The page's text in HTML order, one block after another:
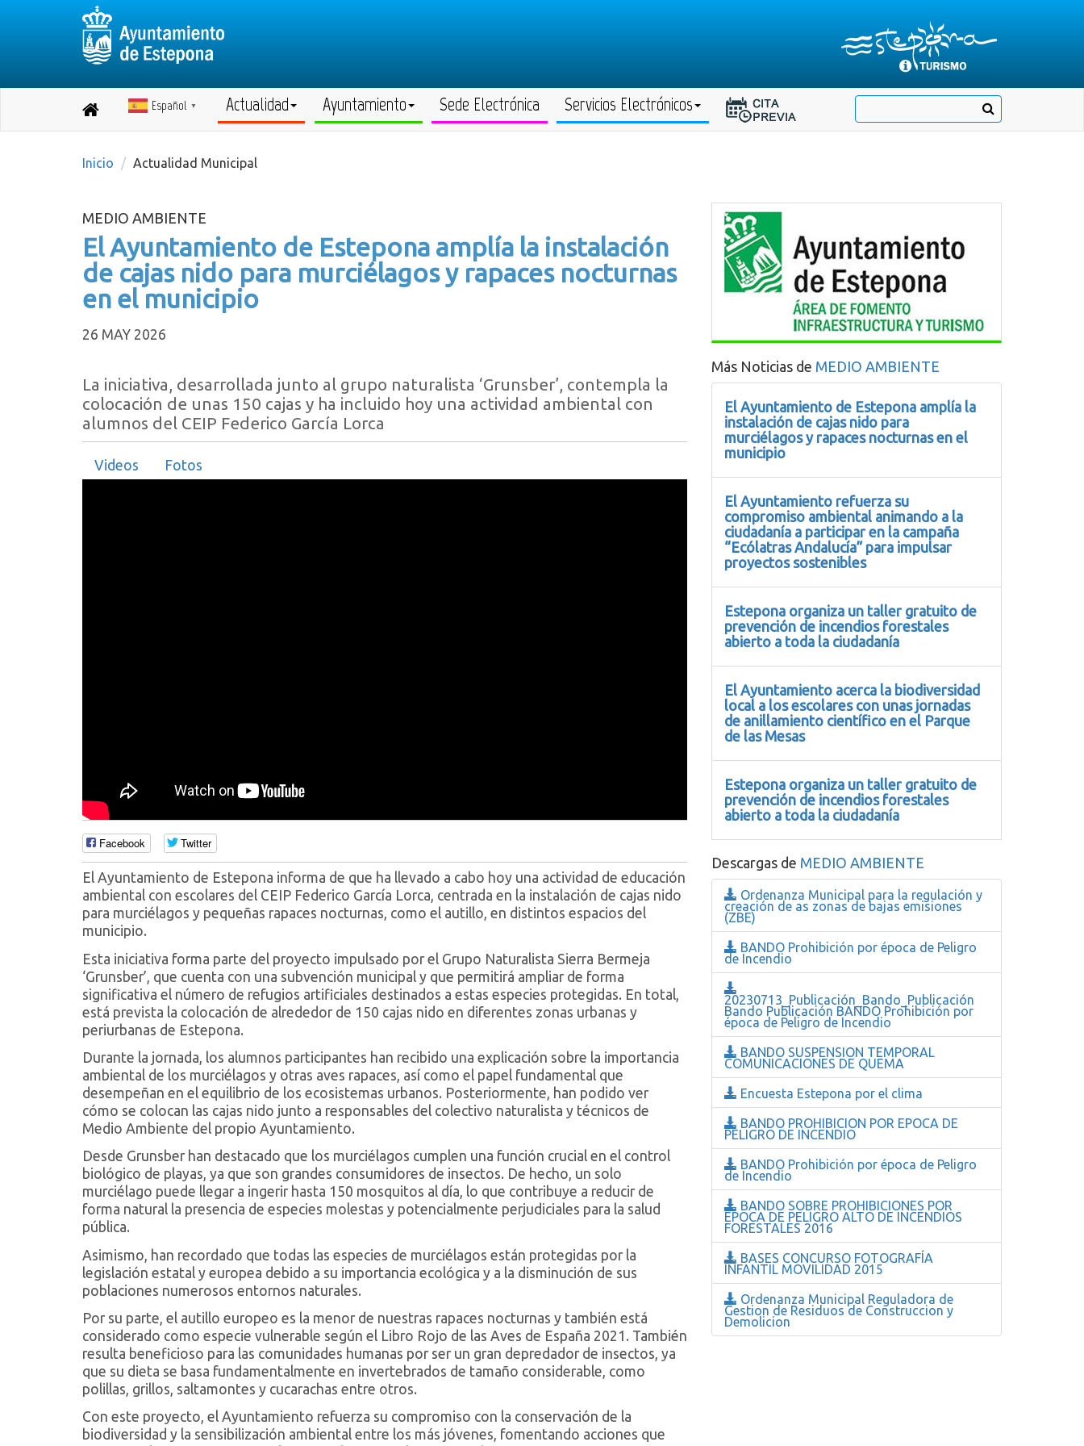
página
Destino:
inicio
Buscar
Español ▼ Actualidad Ayuntamiento Sede Electrónica Servicios Electrónicos
Ir
a
Inicio Actualidad Municipal
MEDIO AMBIENTE
El Ayuntamiento de Estepona amplía la instalación
de cajas nido para murciélagos y rapaces nocturnas
en el municipio
26 MAY 2026
La iniciativa, desarrollada junto al grupo naturalista ‘Grunsber’, contempla la
colocación de unas 150 cajas y ha incluido hoy una actividad ambiental con
alumnos del CEIP Federico García Lorca
Videos Fotos
Facebook Twitter
El Ayuntamiento de Estepona informa de que ha llevado a cabo hoy una actividad de educación
ambiental con escolares del CEIP Federico García Lorca, centrada en la instalación de cajas nido
para murciélagos y pequeñas rapaces nocturnas, como el autillo, en distintos espacios del
municipio.
Esta iniciativa forma parte del proyecto impulsado por el Grupo Naturalista Sierra Bermeja
‘Grunsber’, que cuenta con una subvención municipal y que permitirá ampliar de forma
significativa el número de refugios artificiales destinados a estas especies protegidas. En total,
está prevista la colocación de alrededor de 150 cajas nido en diferentes zonas urbanas y
periurbanas de Estepona.
Durante la jornada, los alumnos participantes han recibido una explicación sobre la importancia
ambiental de los murciélagos y otras aves rapaces, así como el papel fundamental que
desempeñan en el equilibrio de los ecosistemas urbanos. Posteriormente, han podido ver
cómo se colocan las cajas nido junto a responsables del colectivo naturalista y técnicos de
Medio Ambiente del propio Ayuntamiento.
Desde Grunsber han destacado que los murciélagos cumplen una función crucial en el control
biológico de playas, ya que son grandes consumidores de insectos. De hecho, un solo
murciélago puede llegar a ingerir hasta 150 mosquitos al día, lo que contribuye a reducir de
forma natural la presencia de especies molestas y potencialmente perjudiciales para la salud
pública.
Asimismo, han recordado que todas las especies de murciélagos están protegidas por la
legislación estatal y europea debido a su importancia ecológica y a la disminución de sus
poblaciones numerosos entornos naturales.
Por su parte, el autillo europeo es la menor de nuestras rapaces nocturnas y también está
considerado como especie vulnerable según el Libro Rojo de las Aves de España 2021. También
resulta beneficioso para las comunidades humanas por ser un gran depredador de insectos, ya
que su dieta se basa fundamentalmente en invertebrados de tamaño considerable, como
polillas, grillos, saltamontes y cucarachas entre otros.
Con este proyecto, el Ayuntamiento refuerza su compromiso con la conservación de la
biodiversidad y la sensibilización ambiental entre los más jóvenes, fomentando acciones que
Más Noticias de MEDIO AMBIENTE
El Ayuntamiento de Estepona amplía la
instalación de cajas nido para
murciélagos y rapaces nocturnas en el
municipio
El Ayuntamiento refuerza su
compromiso ambiental animando a la
ciudadanía a participar en la campaña
“Ecólatras Andalucía” para impulsar
proyectos sostenibles
Estepona organiza un taller gratuito de
prevención de incendios forestales
abierto a toda la ciudadanía
El Ayuntamiento acerca la biodiversidad
local a los escolares con unas jornadas
de anillamiento científico en el Parque
de las Mesas
Estepona organiza un taller gratuito de
prevención de incendios forestales
abierto a toda la ciudadanía
Descargas de MEDIO AMBIENTE
Ordenanza Municipal para la regulación y
creación de as zonas de bajas emisiones
(ZBE)
BANDO Prohibición por época de Peligro
de Incendio
20230713_Publicación_Bando_Publicación
Bando Publicación BANDO Prohibición por
época de Peligro de Incendio
BANDO SUSPENSION TEMPORAL
COMUNICACIONES DE QUEMA
Encuesta Estepona por el clima
BANDO PROHIBICION POR EPOCA DE
PELIGRO DE INCENDIO
BANDO Prohibición por época de Peligro
de Incendio
BANDO SOBRE PROHIBICIONES POR
EPOCA DE PELIGRO ALTO DE INCENDIOS
FORESTALES 2016
BASES CONCURSO FOTOGRAFÍA
INFANTIL MOVILIDAD 2015
Ordenanza Municipal Reguladora de
Gestion de Residuos de Construccion y
Demolicion